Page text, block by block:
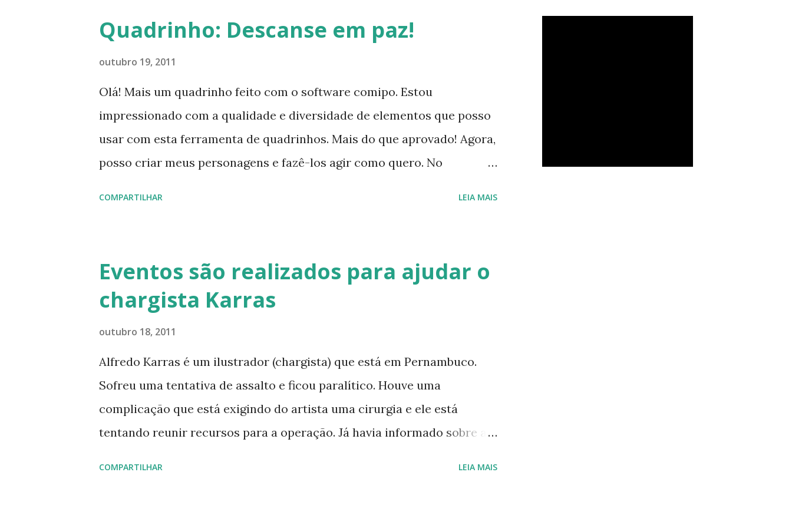
espaço para notícias frescas, um ensaio com a modelo Neide
Tsukasaki, mangás e muito mais". Segundo o que li no release, "com
foco na Culinária Japonesa, você pode localizar de forma fácil e rápida
a matéria ou a informação que deseja", e assim fui conferir a revista
virtual. Ela abre de forma fácil e, de fato, é muito versátil. Podemos
clicar no índice e ir direto para a página que queremos e, além disso,
Quadrinho: Descanse em paz!
outubro 19, 2011
Olá! Mais um quadrinho feito com o software comipo. Estou
impressionado com a qualidade e diversidade de elementos que posso
usar com esta ferramenta de quadrinhos. Mais do que aprovado! Agora,
posso criar meus personagens e fazê-los agir como quero. No
COMPARTILHAR LEIA MAIS
Eventos são realizados para ajudar o
chargista Karras
outubro 18, 2011
Alfredo Karras é um ilustrador (chargista) que está em Pernambuco.
Sofreu uma tentativa de assalto e ficou paralítico. Houve uma
complicação que está exigindo do artista uma cirurgia e ele está
tentando reunir recursos para a operação. Já havia informado sobre a
COMPARTILHAR LEIA MAIS